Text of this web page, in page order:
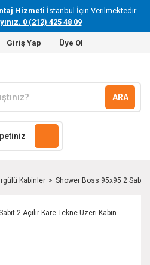
Hizmeti İstanbul İçin Verilmektedir.
0 (212) 425 48 09
Giriş Yap Üye Ol
ARA
Kabinler Shower Boss 95x95 2 Sabit